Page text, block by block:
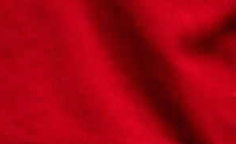
Александр
Александр